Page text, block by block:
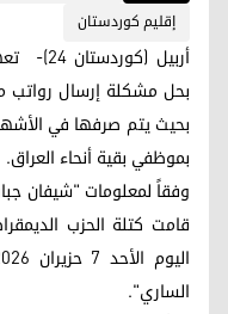
إقليم كوردستان
أربيل
بحل مشكلة إرسال رواتب
بحيث يتم صرفها في
بموظفي بقية أنحاء العراق.
قامت كتلة الحزب
الساري".